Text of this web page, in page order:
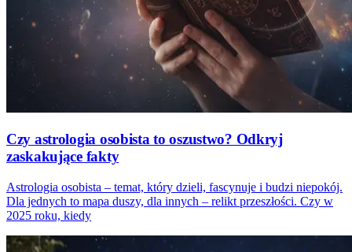
Czy astrologia osobista to oszustwo? Odkryj
zaskakujące fakty
Astrologia osobista – temat, który dzieli, fascynuje i budzi niepokój.
Dla jednych to mapa duszy, dla innych – relikt przeszłości. Czy w
2025 roku, kiedy